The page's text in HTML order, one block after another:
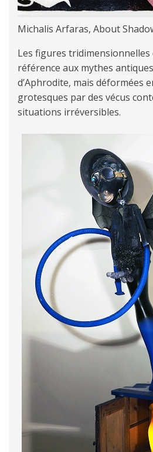
Michalis Arfaras, About
Les figures tridimensionnelles
référence aux mythes antiques
d’Aphrodite, mais déformées
grotesques par des vécus
situations irréversibles.